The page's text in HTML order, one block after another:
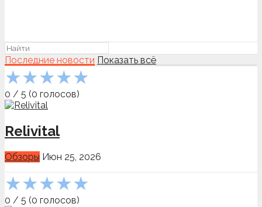
Последние новости Показать всё
★★★★★
0 / 5 (0 голосов)
Relivital
Обзоры Июн 25, 2026
★★★★★
0 / 5 (0 голосов)